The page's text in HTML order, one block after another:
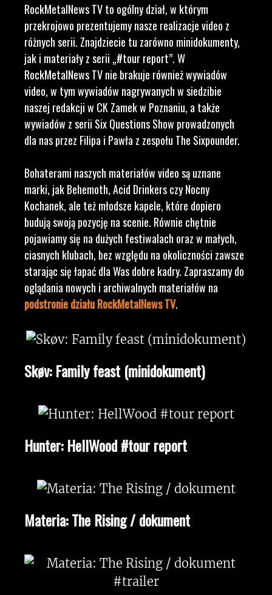
RockMetalNews TV to ogólny dział, w którym
przekrojowo prezentujemy nasze realizacje video z
różnych serii. Znajdziecie tu zarówno minidokumenty,
jak i materiały z serii „#tour report”. W
RockMetalNews TV nie brakuje również wywiadów
video, w tym wywiadów nagrywanych w siedzibie
naszej redakcji w CK Zamek w Poznaniu, a także
wywiadów z serii Six Questions Show prowadzonych
dla nas przez Filipa i Pawła z zespołu The Sixpounder.
Bohaterami naszych materiałów video są uznane
marki, jak Behemoth, Acid Drinkers czy Nocny
Kochanek, ale też młodsze kapele, które dopiero
budują swoją pozycję na scenie. Równie chętnie
pojawiamy się na dużych festiwalach oraz w małych,
ciasnych klubach, bez względu na okoliczności zawsze
starając się łapać dla Was dobre kadry. Zapraszamy do
oglądania nowych i archiwalnych materiałów na
podstronie działu RockMetalNews TV.
Skøv: Family feast (minidokument)
Hunter: HellWood #tour report
Materia: The Rising / dokument